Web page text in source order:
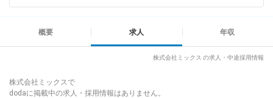
求人を紹介してもらう
概要 求人 年収
株式会社ミックス の求人・中途採用情報
株式会社ミックスで
dodaに掲載中の求人・採用情報はありません。